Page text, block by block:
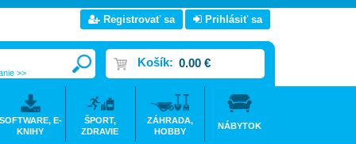
Registrovať sa Prihlásiť sa
Košík: 0.00 €
>>
E-
KNIHY
ŠPORT,
ZDRAVIE
ZÁHRADA,
HOBBY
NÁBYTOK